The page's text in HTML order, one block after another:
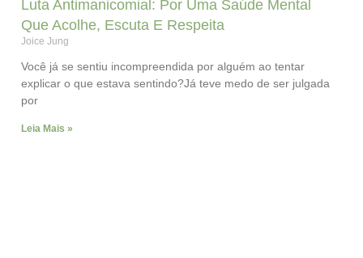
Luta Antimanicomial: Por Uma Saúde Mental
Que Acolhe, Escuta E Respeita
Joice Jung
Você já se sentiu incompreendida por alguém ao tentar
explicar o que estava sentindo?Já teve medo de ser julgada
por
Leia Mais »